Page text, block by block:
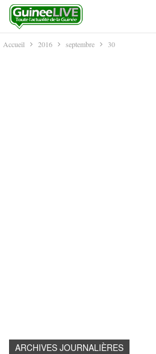
Accueil 2016 septembre 30
ARCHIVES JOURNALIÈRES